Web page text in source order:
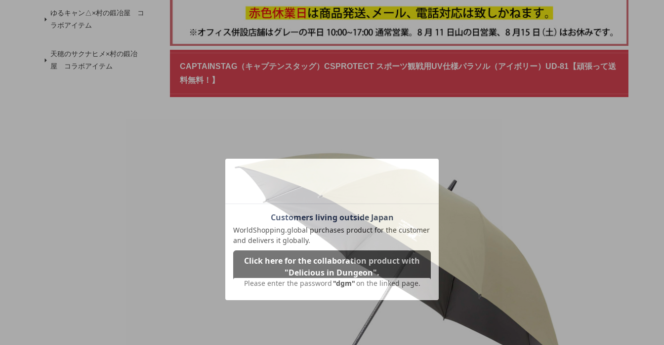
ゆるキャン△×村の鍛冶屋 コ
ラボアイテム
天穂のサクナヒメ×村の鍛冶
屋 コラボアイテム
CAPTAINSTAG（キャプテンスタッグ）CSPROTECT スポーツ観戦用UV仕様パラソル（アイボリー）UD-81【頑張って送
料無料！】